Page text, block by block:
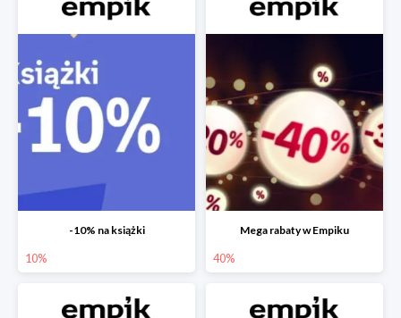
-10% na książki
10%
Mega rabaty w Empiku
40%